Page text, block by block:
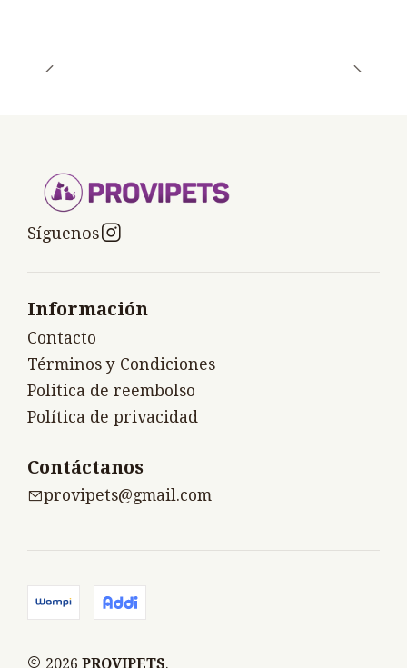
Síguenos
Información
Contacto
Términos y Condiciones
Politica de reembolso
Política de privacidad
Contáctanos
provipets@gmail.com
2026 PROVIPETS.